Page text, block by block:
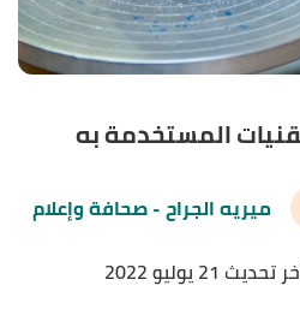
المستخدمة به
ميريه الجراح- صحافة وإعلام
21 يوليو 2022